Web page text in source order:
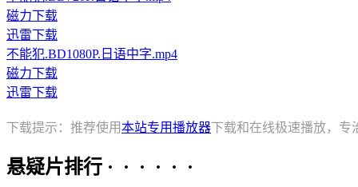
磁力下载
迅雷下载
不能犯.BD1080P.日语中字.mp4
磁力下载
迅雷下载
下载提示：推荐使用本站专用播放器下载和在线极速播放，专
悬疑片排行 · · · · · ·